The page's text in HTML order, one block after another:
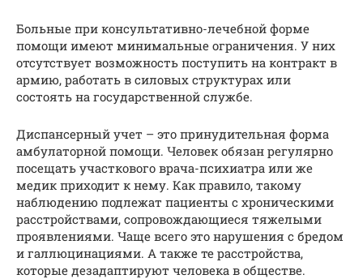
Больные при консультативно-лечебной форме
помощи имеют минимальные ограничения. У них
отсутствует возможность поступить на контракт в
армию, работать в силовых структурах или
состоять на государственной службе.
Диспансерный учет – это принудительная форма
амбулаторной помощи. Человек обязан регулярно
посещать участкового врача-психиатра или же
медик приходит к нему. Как правило, такому
наблюдению подлежат пациенты с хроническими
расстройствами, сопровождающиеся тяжелыми
проявлениями. Чаще всего это нарушения с бредом
и галлюцинациями. А также те расстройства,
которые дезадаптируют человека в обществе.